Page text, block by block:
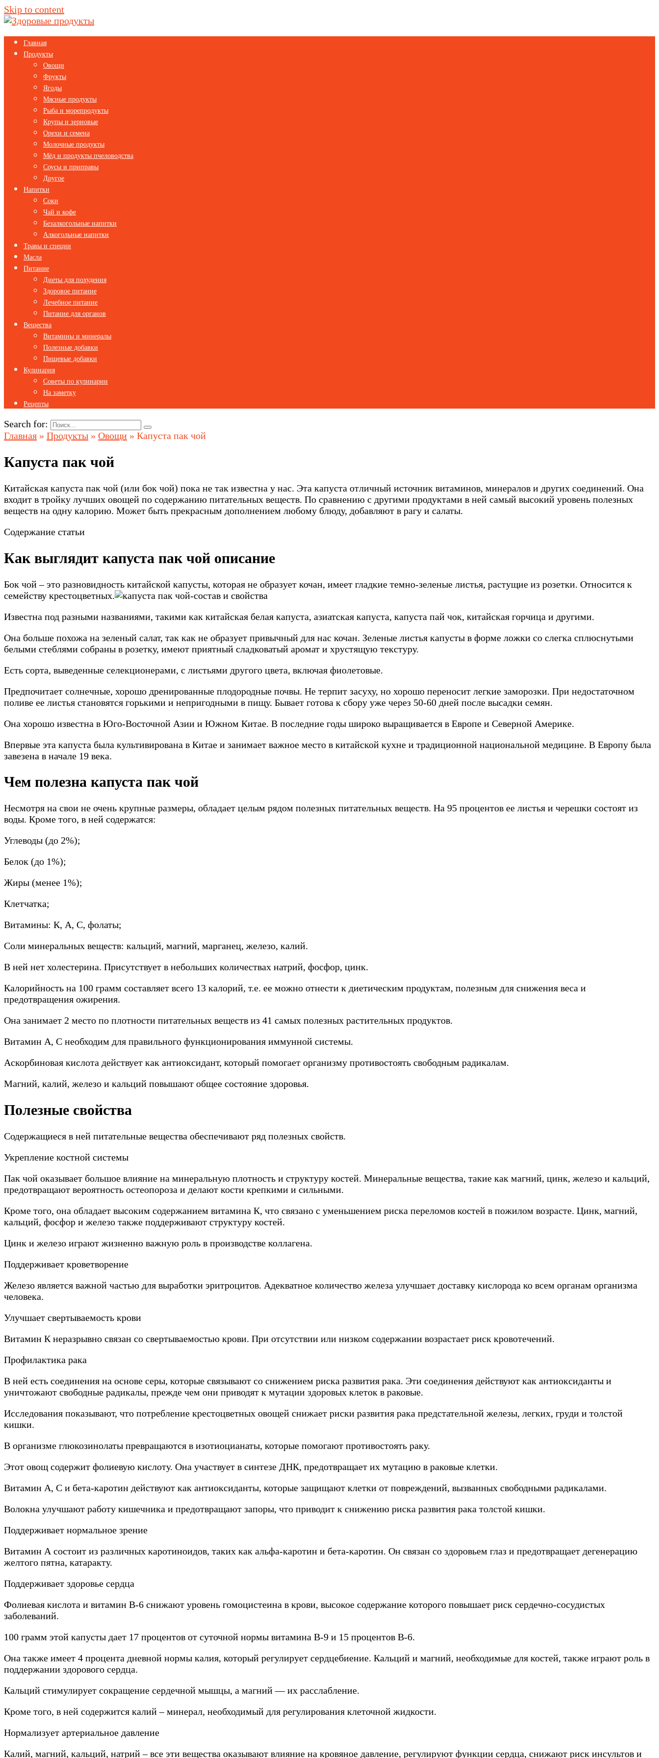
Skip to content
Главная
Продукты
Овощи
Фрукты
Ягоды
Мясные продукты
Рыба и морепродукты
Крупы и зерновые
Орехи и семена
Молочные продукты
Мёд и продукты пчеловодства
Соусы и приправы
Другое
Напитки
Соки
Чай и кофе
Безалкогольные напитки
Алкогольные напитки
Травы и специи
Масла
Питание
Диеты для похудения
Здоровое питание
Лечебное питание
Питание для органов
Вещества
Витамины и минералы
Полезные добавки
Пищевые добавки
Кулинария
Советы по кулинарии
На заметку
Рецепты
Search for:
Главная » Продукты » Овощи » Капуста пак чой
Капуста пак чой
Китайская капуста пак чой (или бок чой) пока не так известна у нас. Эта капуста отличный источник витаминов, минералов и других соединений. Она
входит в тройку лучших овощей по содержанию питательных веществ. По сравнению с другими продуктами в ней самый высокий уровень полезных
веществ на одну калорию. Может быть прекрасным дополнением любому блюду, добавляют в рагу и салаты.
Содержание статьи
Как выглядит капуста пак чой описание
Бок чой – это разновидность китайской капусты, которая не образует кочан, имеет гладкие темно-зеленые листья, растущие из розетки. Относится к
семейству крестоцветных.
Известна под разными названиями, такими как китайская белая капуста, азиатская капуста, капуста пай чок, китайская горчица и другими.
Она больше похожа на зеленый салат, так как не образует привычный для нас кочан. Зеленые листья капусты в форме ложки со слегка сплюснутыми
белыми стеблями собраны в розетку, имеют приятный сладковатый аромат и хрустящую текстуру.
Есть сорта, выведенные селекционерами, с листьями другого цвета, включая фиолетовые.
Предпочитает солнечные, хорошо дренированные плодородные почвы. Не терпит засуху, но хорошо переносит легкие заморозки. При недостаточном
поливе ее листья становятся горькими и непригодными в пищу. Бывает готова к сбору уже через 50-60 дней после высадки семян.
Она хорошо известна в Юго-Восточной Азии и Южном Китае. В последние годы широко выращивается в Европе и Северной Америке.
Впервые эта капуста была культивирована в Китае и занимает важное место в китайской кухне и традиционной национальной медицине. В Европу была
завезена в начале 19 века.
Чем полезна капуста пак чой
Несмотря на свои не очень крупные размеры, обладает целым рядом полезных питательных веществ. На 95 процентов ее листья и черешки состоят из
воды. Кроме того, в ней содержатся:
Углеводы (до 2%);
Белок (до 1%);
Жиры (менее 1%);
Клетчатка;
Витамины: К, А, С, фолаты;
Соли минеральных веществ: кальций, магний, марганец, железо, калий.
В ней нет холестерина. Присутствует в небольших количествах натрий, фосфор, цинк.
Калорийность на 100 грамм составляет всего 13 калорий, т.е. ее можно отнести к диетическим продуктам, полезным для снижения веса и
предотвращения ожирения.
Она занимает 2 место по плотности питательных веществ из 41 самых полезных растительных продуктов.
Витамин А, С необходим для правильного функционирования иммунной системы.
Аскорбиновая кислота действует как антиоксидант, который помогает организму противостоять свободным радикалам.
Магний, калий, железо и кальций повышают общее состояние здоровья.
Полезные свойства
Содержащиеся в ней питательные вещества обеспечивают ряд полезных свойств.
Укрепление костной системы
Пак чой оказывает большое влияние на минеральную плотность и структуру костей. Минеральные вещества, такие как магний, цинк, железо и кальций,
предотвращают вероятность остеопороза и делают кости крепкими и сильными.
Кроме того, она обладает высоким содержанием витамина К, что связано с уменьшением риска переломов костей в пожилом возрасте. Цинк, магний,
кальций, фосфор и железо также поддерживают структуру костей.
Цинк и железо играют жизненно важную роль в производстве коллагена.
Поддерживает кроветворение
Железо является важной частью для выработки эритроцитов. Адекватное количество железа улучшает доставку кислорода ко всем органам организма
человека.
Улучшает свертываемость крови
Витамин К неразрывно связан со свертываемостью крови. При отсутствии или низком содержании возрастает риск кровотечений.
Профилактика рака
В ней есть соединения на основе серы, которые связывают со снижением риска развития рака. Эти соединения действуют как антиоксиданты и
уничтожают свободные радикалы, прежде чем они приводят к мутации здоровых клеток в раковые.
Исследования показывают, что потребление крестоцветных овощей снижает риски развития рака предстательной железы, легких, груди и толстой
кишки.
В организме глюкозинолаты превращаются в изотиоцианаты, которые помогают противостоять раку.
Этот овощ содержит фолиевую кислоту. Она участвует в синтезе ДНК, предотвращает их мутацию в раковые клетки.
Витамин А, С и бета-каротин действуют как антиоксиданты, которые защищают клетки от повреждений, вызванных свободными радикалами.
Волокна улучшают работу кишечника и предотвращают запоры, что приводит к снижению риска развития рака толстой кишки.
Поддерживает нормальное зрение
Витамин А состоит из различных каротиноидов, таких как альфа-каротин и бета-каротин. Он связан со здоровьем глаз и предотвращает дегенерацию
желтого пятна, катаракту.
Поддерживает здоровье сердца
Фолиевая кислота и витамин В-6 снижают уровень гомоцистеина в крови, высокое содержание которого повышает риск сердечно-сосудистых
заболеваний.
100 грамм этой капусты дает 17 процентов от суточной нормы витамина В-9 и 15 процентов В-6.
Она также имеет 4 процента дневной нормы калия, который регулирует сердцебиение. Кальций и магний, необходимые для костей, также играют роль в
поддержании здорового сердца.
Кальций стимулирует сокращение сердечной мышцы, а магний — их расслабление.
Кроме того, в ней содержится калий – минерал, необходимый для регулирования клеточной жидкости.
Нормализует артериальное давление
Калий, магний, кальций, натрий – все эти вещества оказывают влияние на кровяное давление, регулируют функции сердца, снижают риск инсультов и